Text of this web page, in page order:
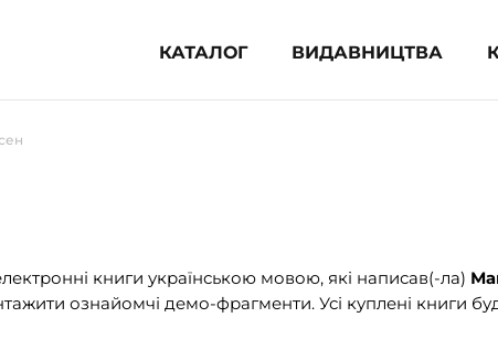
КАТАЛОГ ВИДАВНИЦТВА
(1854)
книги українською мовою, які написав(-ла)
ознайомчі демо-фрагменти. Усі куплені книги